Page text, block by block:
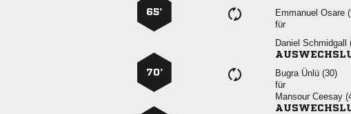
65’
 
für
 
70’
  
für
 